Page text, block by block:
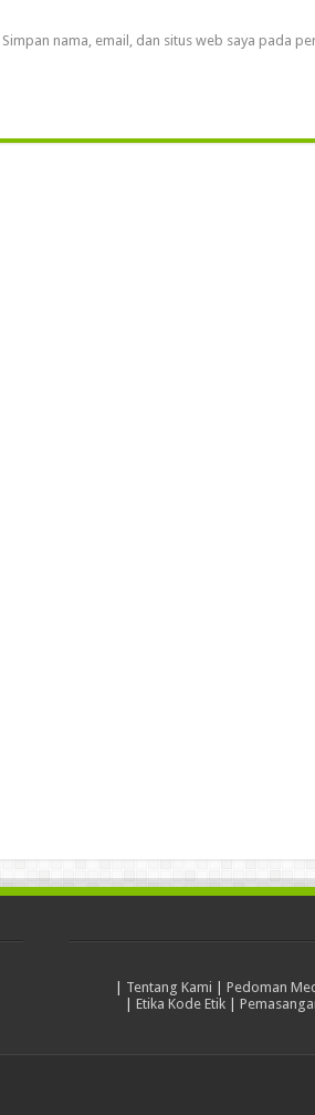
Simpan nama, email, dan situs web saya pada
| Tentang Kami | Pedoman
|Etika Kode Etik |